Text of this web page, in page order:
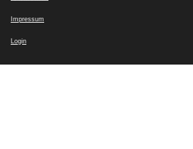
Impressum
Login